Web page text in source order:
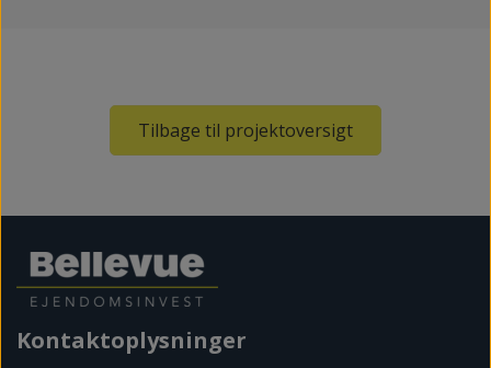
Tilbage til projektoversigt
Kontaktoplysninger